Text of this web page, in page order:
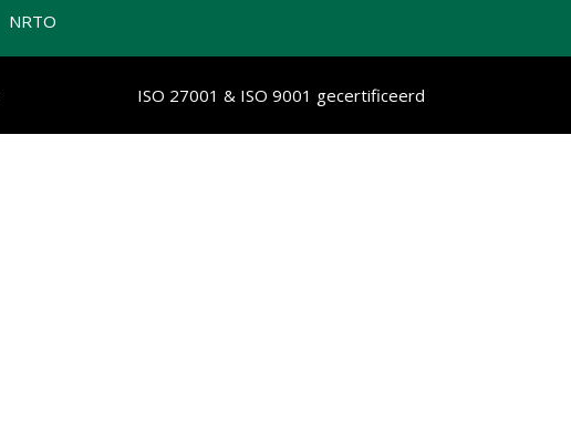
NRTO
ISO 27001 & ISO 9001 gecertificeerd